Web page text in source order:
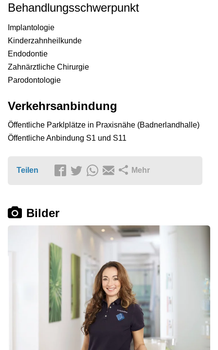
Behandlungsschwerpunkt
Implantologie
Kinderzahnheilkunde
Endodontie
Zahnärztliche Chirurgie
Parodontologie
Verkehrsanbindung
Öffentliche Parklplätze in Praxisnähe (Badnerlandhalle)
Öffentliche Anbindung S1 und S11
Teilen Mehr
Bilder